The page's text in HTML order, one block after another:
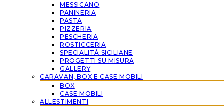
MESSICANO
PANINERIA
PASTA
PIZZERIA
PESCHERIA
ROSTICCERIA
SPECIALITÀ SICILIANE
PROGETTI SU MISURA
GALLERY
CARAVAN, BOX E CASE MOBILI
BOX
CASE MOBILI
ALLESTIMENTI